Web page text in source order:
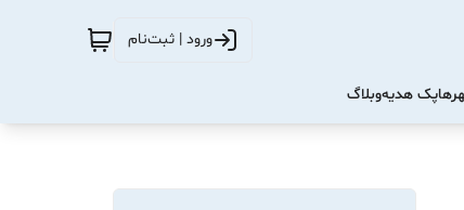
ورود | ثبت‌نام
پک هدیهوبلاگ